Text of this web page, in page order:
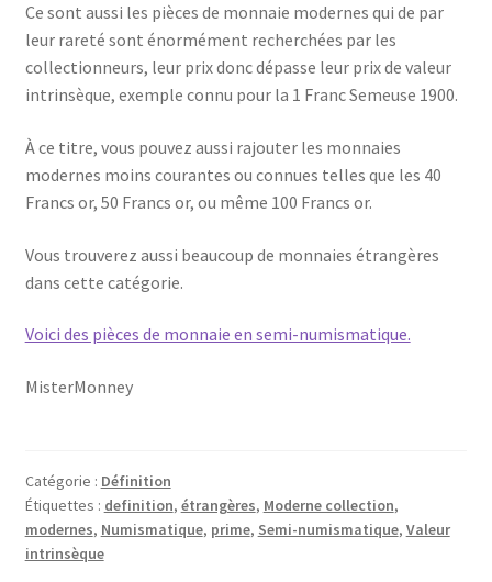
Ce sont aussi les pièces de monnaie modernes qui de par
leur rareté sont énormément recherchées par les
collectionneurs, leur prix donc dépasse leur prix de valeur
intrinsèque, exemple connu pour la 1 Franc Semeuse 1900.
À ce titre, vous pouvez aussi rajouter les monnaies
modernes moins courantes ou connues telles que les 40
Francs or, 50 Francs or, ou même 100 Francs or.
Vous trouverez aussi beaucoup de monnaies étrangères
dans cette catégorie.
Voici des pièces de monnaie en semi-numismatique.
MisterMonney
Catégorie : Définition
Étiquettes : definition, étrangères, Moderne collection,
modernes, Numismatique, prime, Semi-numismatique, Valeur
intrinsèque